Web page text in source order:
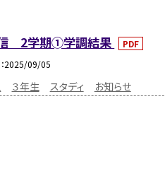
2学期➀学調結果
PDF
2025/09/05
３年生 スタディ お知らせ